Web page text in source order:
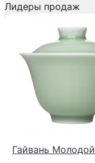
Лидеры продаж
Гайвань